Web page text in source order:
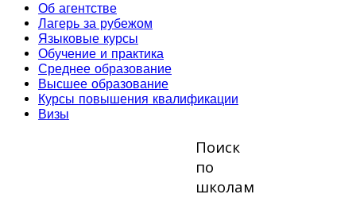
Об агентстве
Лагерь за рубежом
Языковые курсы
Обучение и практика
Среднее образование
Высшее образование
Курсы повышения квалификации
Визы
Поиск
по
школам